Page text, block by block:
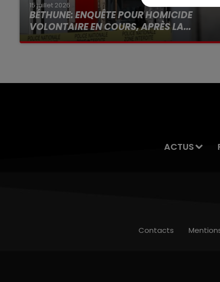
15 juillet 2026
BÉTHUNE: ENQUÊTE POUR HOMICIDE
VOLONTAIRE EN COURS, APRÈS LA...
Selon les premiers éléments, le logement
ACTUS
Contacts